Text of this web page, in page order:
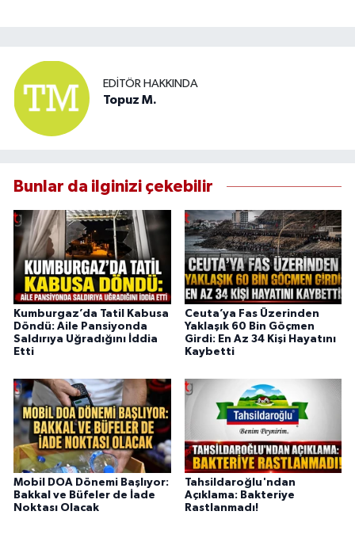
EDITÖR HAKKINDA
Topuz M.
Bunlar da ilginizi çekebilir
Kumburgaz’da Tatil Kabusa
Döndü: Aile Pansiyonda
Saldırıya Uğradığını İddia
Etti
Ceuta’ya Fas Üzerinden
Yaklaşık 60 Bin Göçmen
Girdi: En Az 34 Kişi Hayatını
Kaybetti
Mobil DOA Dönemi Başlıyor:
Bakkal ve Büfeler de İade
Noktası Olacak
Tahsildaroğlu'ndan
Açıklama: Bakteriye
Rastlanmadı!